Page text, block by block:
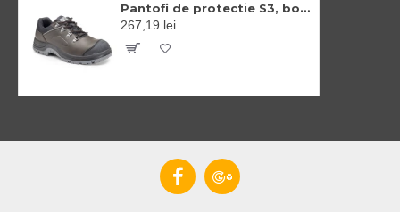
Pantofi de protectie S3, bombeu si lamela din otel, brant confortabil EVA
267,19 lei